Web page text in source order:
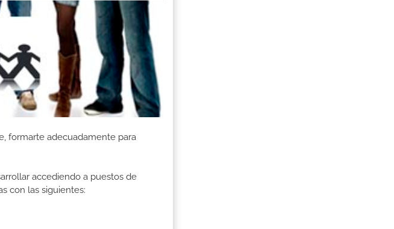
formarte adecuadamente para
accediendo a puestos de
con las siguientes: